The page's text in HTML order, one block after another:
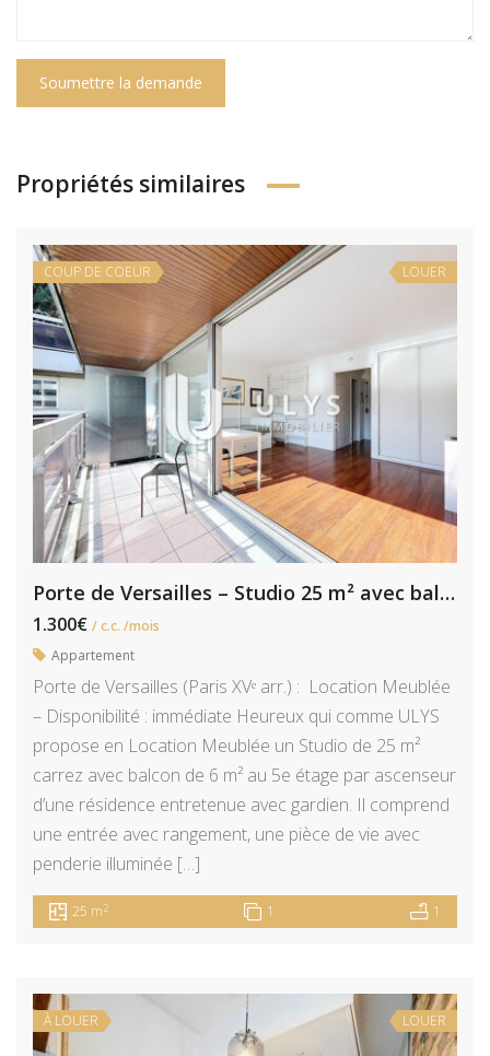
Soumettre la demande
Propriétés similaires
COUP DE COEUR LOUER
Porte de Versailles – Studio 25 m² avec balcon 6 m²
1.300€ / c.c. /mois
Appartement
Porte de Versailles (Paris XVᵉ arr.) : Location Meublée
– Disponibilité : immédiate Heureux qui comme ULYS
propose en Location Meublée un Studio de 25 m²
carrez avec balcon de 6 m² au 5e étage par ascenseur
d’une résidence entretenue avec gardien. Il comprend
une entrée avec rangement, une pièce de vie avec
penderie illuminée […]
25 m2 1 1
À LOUER LOUER